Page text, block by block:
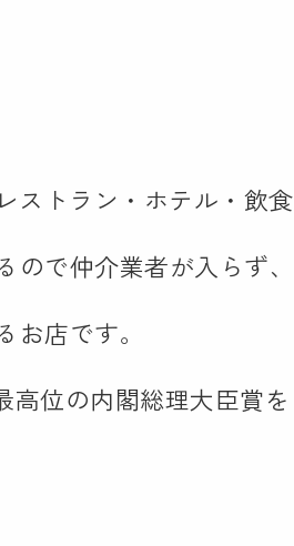
ストラン・ホテル・飲食
で仲介業者が入らず、
店です。
高位の内閣総理大臣賞を